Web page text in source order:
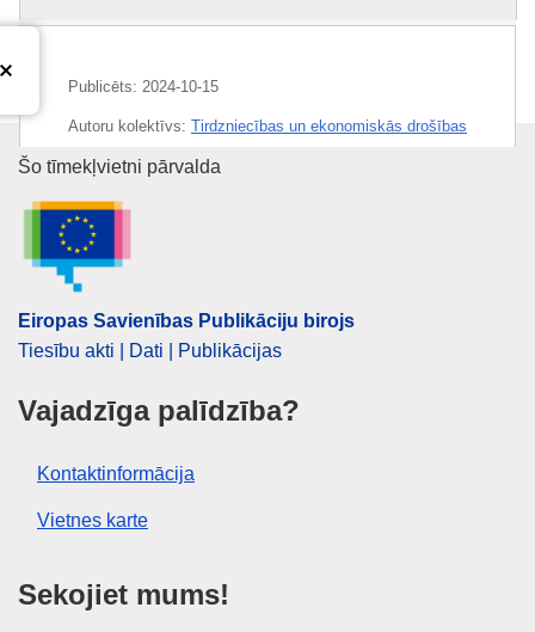
Publicēts: 2024-10-15
Autoru kolektīvs: Tirdzniecības un ekonomiskās drošības
Temats:atbalsts eksportam
kredīts
pamatnolīgums
IMMC : COM(2024)459 final
Eiropas Savienības Publikāciju
Šo tīmekļvietni pārvalda
Eiropas Savienības Publikāciju birojs
Tiesību akti | Dati | Publikācijas
Vajadzīga palīdzība?
Kontaktinformācija
Vietnes karte
Sekojiet mums!